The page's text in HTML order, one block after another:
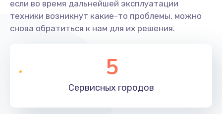
если во время дальнейшей эксплуатации
техники возникнут какие-то проблемы, можно
снова обратиться к нам для их решения.
5
Сервисных городов